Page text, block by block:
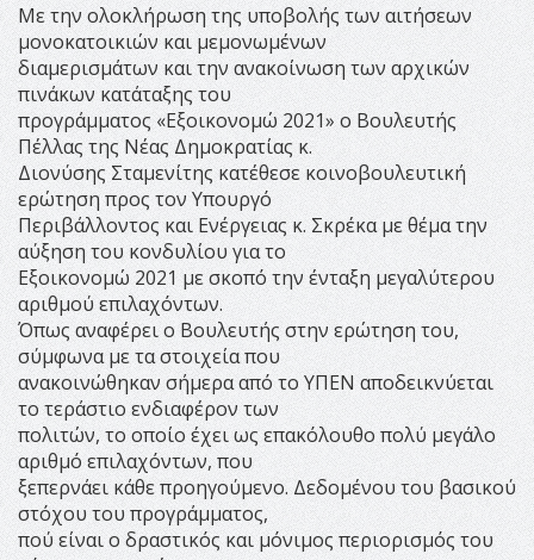
Με την ολοκλήρωση της υποβολής των αιτήσεων
μονοκατοικιών και μεμονωμένων
διαμερισμάτων και την ανακοίνωση των αρχικών
πινάκων κατάταξης του
προγράμματος «Εξοικονομώ 2021» ο Βουλευτής
Πέλλας της Νέας Δημοκρατίας κ.
Διονύσης Σταμενίτης κατέθεσε κοινοβουλευτική
ερώτηση προς τον Υπουργό
Περιβάλλοντος και Ενέργειας κ. Σκρέκα με θέμα την
αύξηση του κονδυλίου για το
Εξοικονομώ 2021 με σκοπό την ένταξη μεγαλύτερου
αριθμού επιλαχόντων.
Όπως αναφέρει ο Βουλευτής στην ερώτηση του,
σύμφωνα με τα στοιχεία που
ανακοινώθηκαν σήμερα από το ΥΠΕΝ αποδεικνύεται
το τεράστιο ενδιαφέρον των
πολιτών, το οποίο έχει ως επακόλουθο πολύ μεγάλο
αριθμό επιλαχόντων, που
ξεπερνάει κάθε προηγούμενο. Δεδομένου του βασικού
στόχου του προγράμματος,
πού είναι ο δραστικός και μόνιμος περιορισμός του